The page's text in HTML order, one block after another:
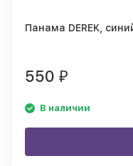
Панама DEREK,
550 ₽
В наличии